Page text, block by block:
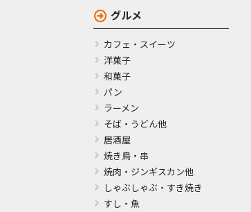
グルメ
カフェ・スイーツ
洋菓子
和菓子
パン
ラーメン
そば・うどん他
居酒屋
焼き鳥・串
焼肉・ジンギスカン他
しゃぶしゃぶ・すき焼き
すし・魚